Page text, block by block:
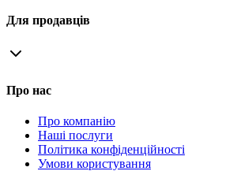
Для продавців
Про нас
Про компанію
Наші послуги
Політика конфіденційності
Умови користування